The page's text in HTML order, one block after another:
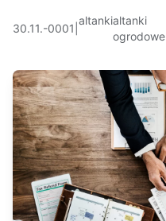
30.11.-0001
altankialtanki
ogrodowe